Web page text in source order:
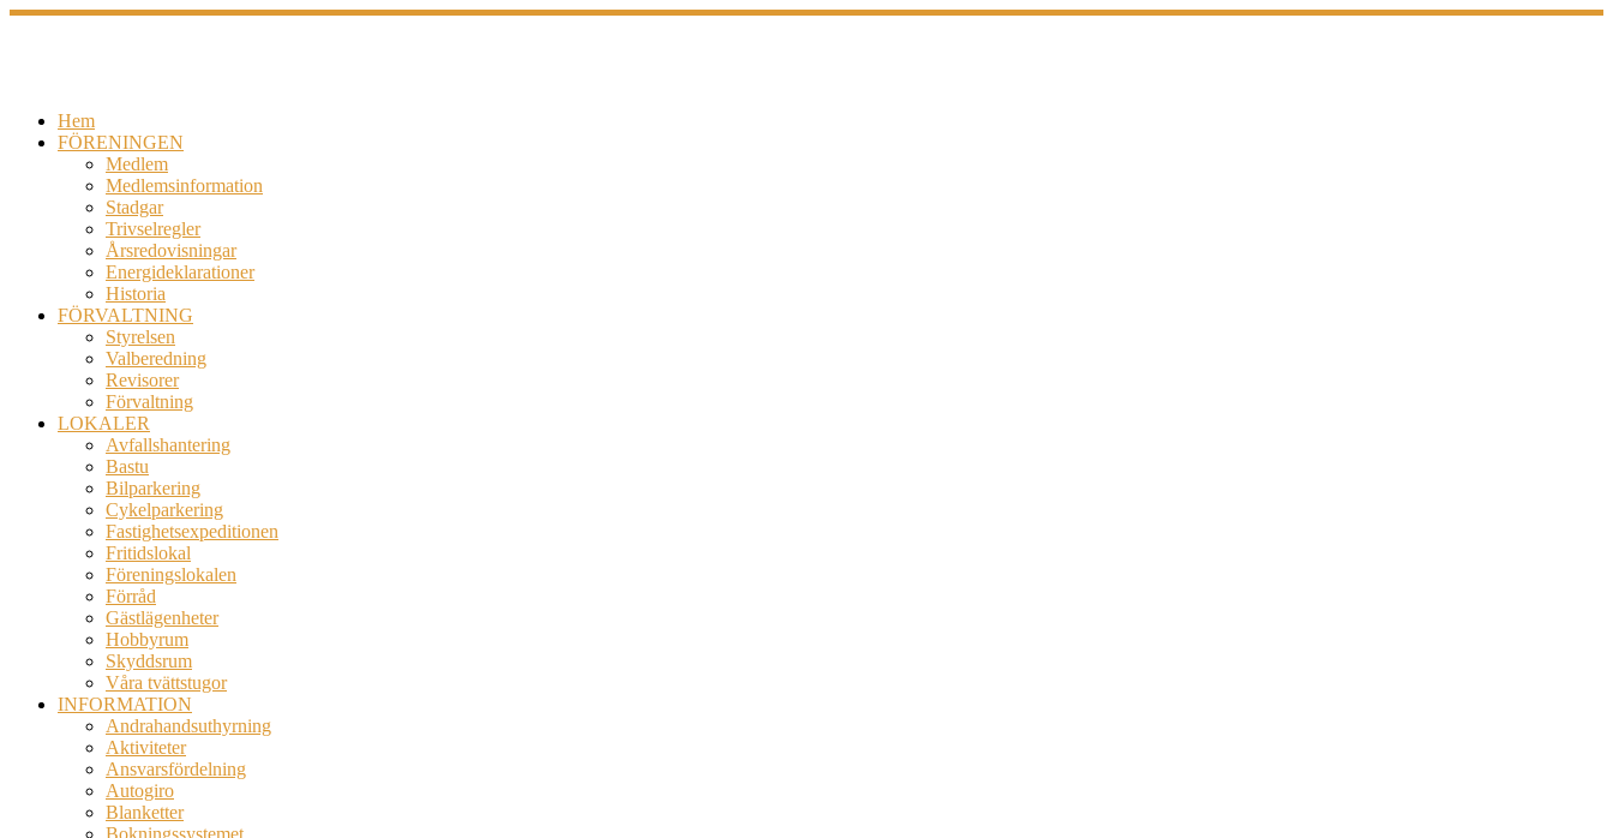
Hoppa
Hem
FÖRENINGEN
Medlem
Medlemsinformation
Stadgar
Trivselregler
Årsredovisningar
Energideklarationer
Historia
FÖRVALTNING
Styrelsen
Valberedning
Revisorer
Förvaltning
LOKALER
Avfallshantering
Bastu
Bilparkering
Cykelparkering
Fastighetsexpeditionen
Fritidslokal
Föreningslokalen
Förråd
Gästlägenheter
Hobbyrum
Skyddsrum
Våra tvättstugor
INFORMATION
Andrahandsuthyrning
Aktiviteter
Ansvarsfördelning
Autogiro
Blanketter
Bokningssystemet